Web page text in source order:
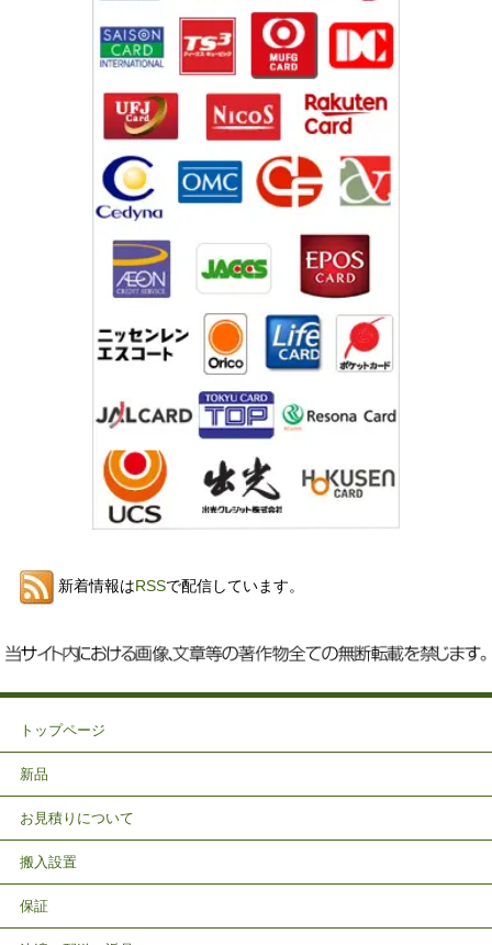
新着情報はRSSで配信しています。
トップページ
新品
お見積りについて
搬入設置
保証